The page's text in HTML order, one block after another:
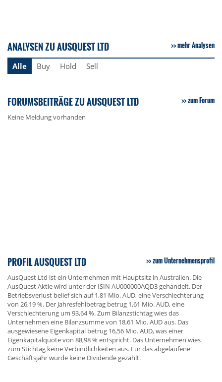
ANALYSEN ZU AUSQUEST LTD mehr Analysen
Alle Buy Hold Sell
FORUMSBEITRÄGE ZU AUSQUEST LTD zum Forum
Keine Meldung vorhanden
PROFIL AUSQUEST LTD zum Unternehmensprofil
AusQuest Ltd ist ein Unternehmen mit Hauptsitz in Australien. Die
AusQuest Aktie wird unter der ISIN AU000000AQD3 gehandelt. Der
Betriebsverlust belief sich auf 1,81 Mio. AUD, eine Verschlechterung
von 26,19 %. Der Jahresfehlbetrag betrug 1,61 Mio. AUD, eine
Verschlechterung um 93,64 %. Zum Bilanzstichtag wies das
Unternehmen eine Bilanzsumme von 18,61 Mio. AUD aus. Das
ausgewiesene Eigenkapital betrug 16,56 Mio. AUD, was einer
Eigenkapitalquote von 88,98 % entspricht. Das Unternehmen wies
zum Stichtag keine Verbindlichkeiten aus. Für das abgelaufene
Geschäftsjahr wurde keine Dividende gezahlt.